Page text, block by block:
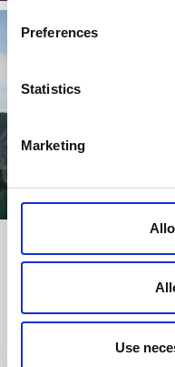
Preferences
Statistics
Marketing
Use
Passer d’île en île
Passer d’île en île est le
magnifique archipel du
d’explorer les rochers
de pêcheurs